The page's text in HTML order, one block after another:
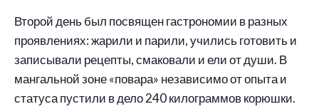
Второй день был посвящен гастрономии в разных
проявлениях: жарили и парили, учились готовить и
записывали рецепты, смаковали и ели от души. В
мангальной зоне «повара» независимо от опыта и
статуса пустили в дело 240 килограммов корюшки.